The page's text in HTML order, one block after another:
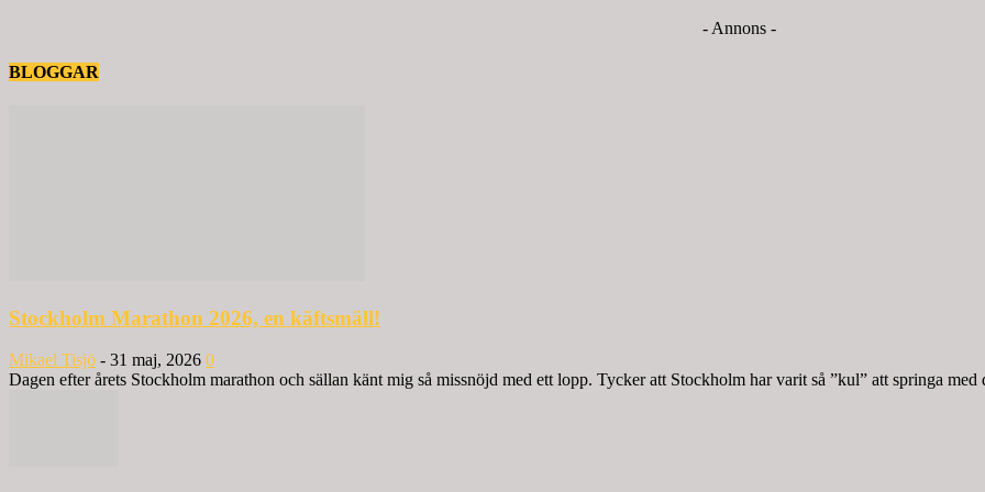
- Annons -
BLOGGAR
Stockholm Marathon 2026, en käftsmäll!
Mikael Tisjö - 31 maj, 2026 0
Dagen efter årets Stockholm marathon och sällan känt mig så missnöjd med ett lopp. Tycker att Stockholm har varit så ”kul” att springa med